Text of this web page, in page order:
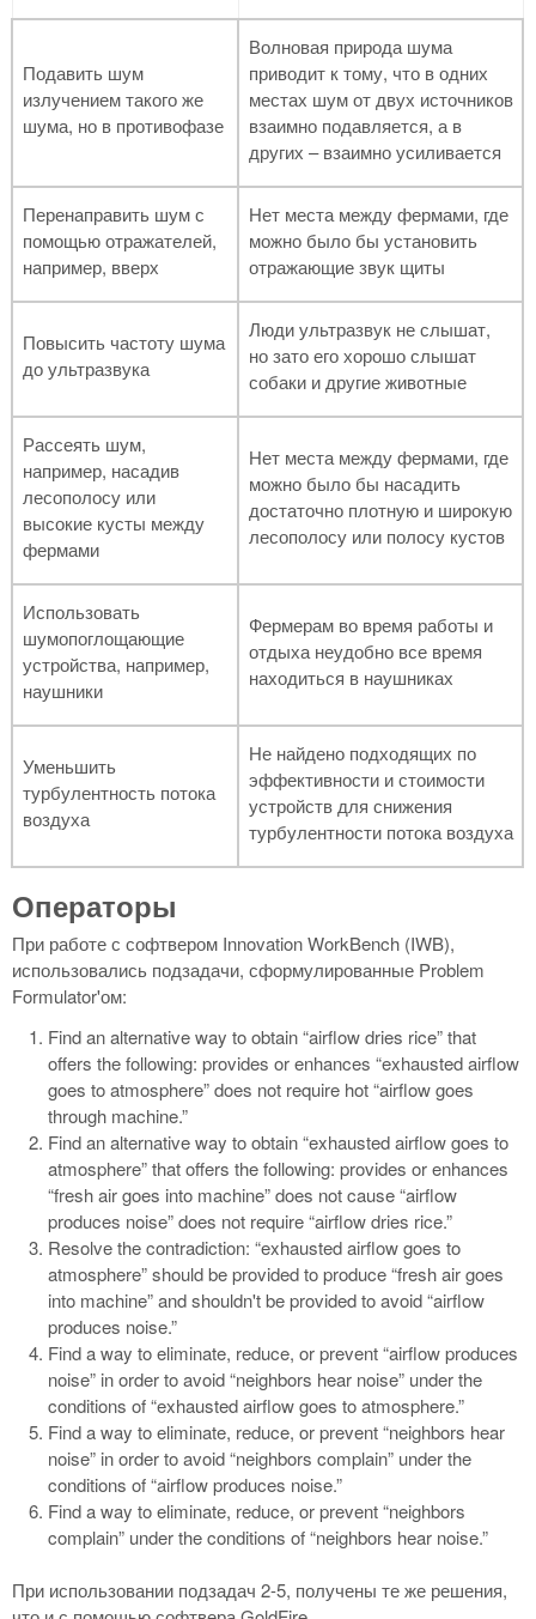
Подавить шум
излучением такого же
шума, но в противофазе
Волновая природа шума
приводит к тому, что в одних
местах шум от двух источников
взаимно подавляется, а в
других – взаимно усиливается
Перенаправить шум с
помощью отражателей,
например, вверх
Нет места между фермами, где
можно было бы установить
отражающие звук щиты
Повысить частоту шума
до ультразвука
Люди ультразвук не слышат,
но зато его хорошо слышат
собаки и другие животные
Рассеять шум,
например, насадив
лесополосу или
высокие кусты между
фермами
Нет места между фермами, где
можно было бы насадить
достаточно плотную и широкую
лесополосу или полосу кустов
Использовать
шумопоглощающие
устройства, например,
наушники
Фермерам во время работы и
отдыха неудобно все время
находиться в наушниках
Уменьшить
турбулентность потока
воздуха
Не найдено подходящих по
эффективности и стоимости
устройств для снижения
турбулентности потока воздуха
Операторы
При работе с софтвером Innovation WorkBench (IWB),
использовались подзадачи, сформулированные Problem
Formulator'ом:
Find an alternative way to obtain “airflow dries rice” that
offers the following: provides or enhances “exhausted airflow
goes to atmosphere” does not require hot “airflow goes
through machine.”
Find an alternative way to obtain “exhausted airflow goes to
atmosphere” that offers the following: provides or enhances
“fresh air goes into machine” does not cause “airflow
produces noise” does not require “airflow dries rice.”
Resolve the contradiction: “exhausted airflow goes to
atmosphere” should be provided to produce “fresh air goes
into machine” and shouldn't be provided to avoid “airflow
produces noise.”
Find a way to eliminate, reduce, or prevent “airflow produces
noise” in order to avoid “neighbors hear noise” under the
conditions of “exhausted airflow goes to atmosphere.”
Find a way to eliminate, reduce, or prevent “neighbors hear
noise” in order to avoid “neighbors complain” under the
conditions of “airflow produces noise.”
Find a way to eliminate, reduce, or prevent “neighbors
complain” under the conditions of “neighbors hear noise.”
При использовании подзадач 2-5, получены те же решения,